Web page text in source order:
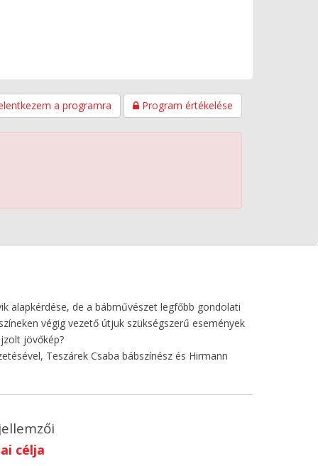
a programra Program értékelése
alapkérdése, de a bábművészet legfőbb gondolati
végig vezető útjuk szükségszerű események
jövőkép?
Teszárek Csaba bábszínész és Hirmann
célja